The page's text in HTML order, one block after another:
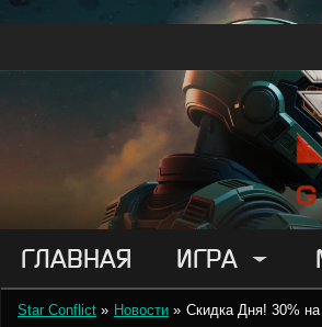
ГЛАВНАЯ ИГРА
Star Conflict » Новости » Скидка Дня! 30%